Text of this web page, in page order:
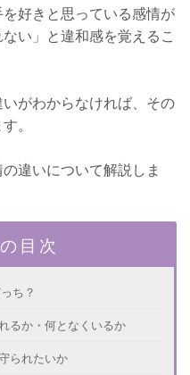
好きと思っている感情が
い」と違和感を覚えるこ
がわからなければ、その
。
違いについて解説しま
目次
ち？
るか・何となくいるか
られたいか